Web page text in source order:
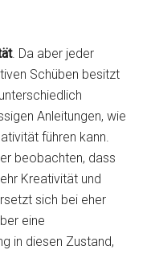
. Da aber jeder
Schüben besitzt
Anleitungen, wie
führen kann.
beobachten, dass
Kreativität und
sich bei eher
eine
in diesen Zustand,